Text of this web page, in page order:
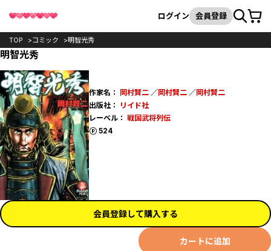
検索
ログイン 会員登録カート
TOP コミック 明智光秀
明智光秀
作家名： 岡村賢二／岡村賢二／岡村賢二
出版社：
リイド社
レーベル： 戦国武将列伝
524
ポイント
会員登録して購入する
カートに追加